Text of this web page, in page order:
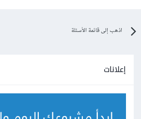
اذهب إلى قائمة الأسئلة
إعلانات